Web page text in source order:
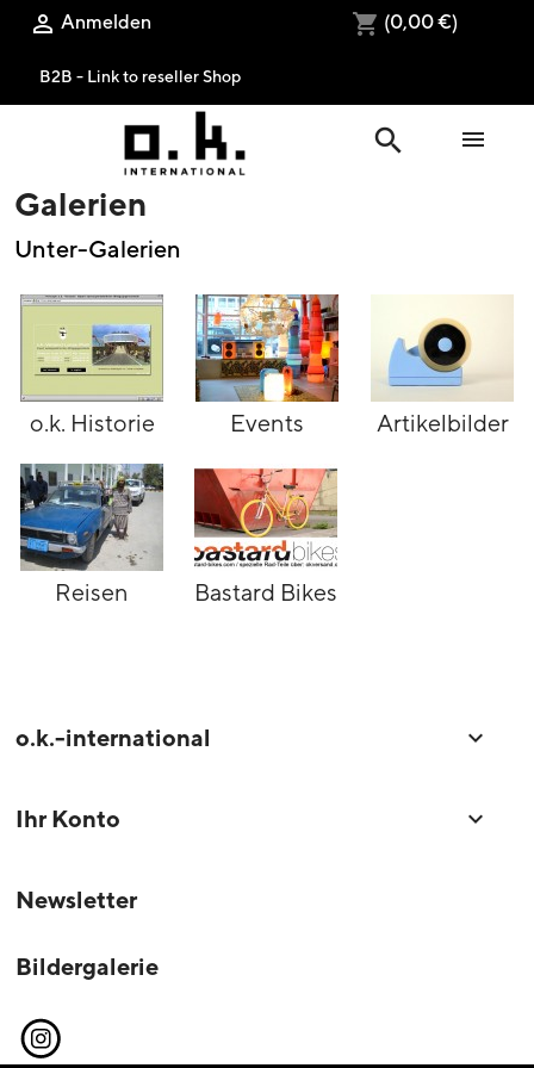
 Anmelden shopping_cart (0,00 €)
B2B - Link to reseller Shop
search 
Galerien
Unter-Galerien
o.k. Historie Events Artikelbilder
Reisen Bastard Bikes
o.k.-international 
Ihr Konto 
Newsletter
Bildergalerie
Instagram